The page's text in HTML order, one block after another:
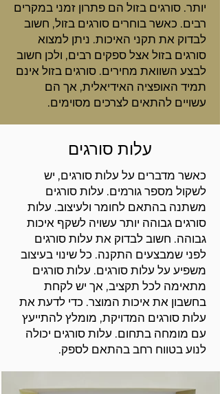
יותר. סורגים בזול הם פתרון זמני במקרים
רבים. כאשר בוחרים סורגים בזול, חשוב
לבדוק את תקני האיכות. ניתן למצוא
סורגים בזול אצל ספקים רבים, ולכן חשוב
לבצע השוואת מחירים. סורגים בזול אינם
תמיד האופציה האידיאלית, אך הם
עשויים להתאים לצרכים מסוימים.
עלות סורגים
כאשר מדברים על עלות סורגים, יש
לשקול מספר גורמים. עלות סורגים
משתנה בהתאם לחומר ולעיצוב. עלות
סורגים גבוהה יותר עשויה לשקף איכות
גבוהה. חשוב לבדוק את עלות סורגים
לפני שמבצעים התקנה. כל שינוי בעיצוב
משפיע על עלות סורגים. עלות סורגים
מתאימה לכל תקציב, אך יש לקחת
בחשבון את איכות המוצר. כדי לדעת את
עלות סורגים המדויקת, מומלץ להתייעץ
עם מומחה בתחום. עלות סורגים יכולה
לנוע בטווח רחב בהתאם לספק.